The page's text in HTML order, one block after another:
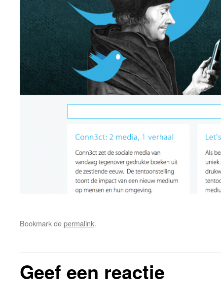
Bookmark depermalink.
Geef een reactie